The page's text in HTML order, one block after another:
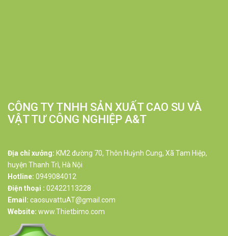
CÔNG TY TNHH SẢN XUẤT CAO SU VÀ
VẬT TƯ CÔNG NGHIỆP A&T
Địa chỉ xưởng: KM2 đường 70, Thôn Huỳnh Cung, Xã Tam Hiệp,
huyện Thanh Trì, Hà Nội
Hotline: 0949084012
Điện thoại : 02422113228
Email: caosuvattuAT@gmail.com
Website: www.Thietbimo.com